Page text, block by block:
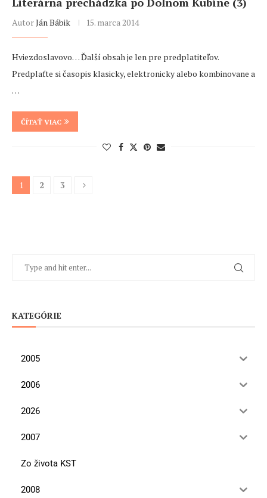
AutorJán Bábik 15. marca 2014
Hviezdoslavovo… Ďalší obsah je len pre predplatiteľov.
Predplaťte si časopis klasicky, elektronicky alebo kombinovane a
…
ČÍTAŤ VIAC
1 2 3
KATEGÓRIE
2005
2006
2026
2007
Zo života KST
2008